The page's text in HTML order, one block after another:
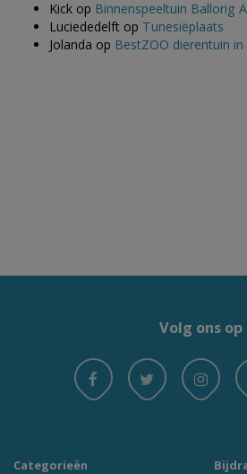
Kick op Binnenspeeltuin Ballorig
Luciededelft op Tunesiëplaats
Jolanda op BestZOO dierentuin
Volg ons op
Categorieën